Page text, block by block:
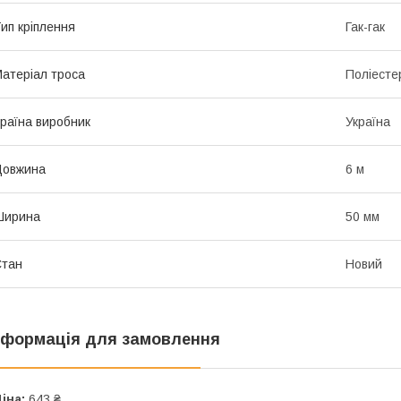
кріплення Гак-гак
троса
виробник Україна
6 м
50 мм
Новий
для замовлення